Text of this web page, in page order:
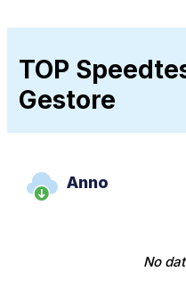
TOP
Gestore
Anno
No